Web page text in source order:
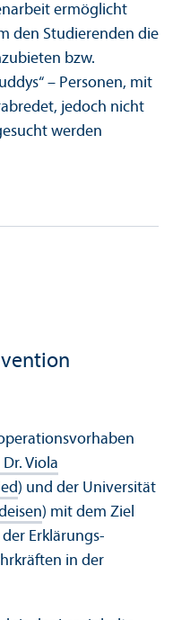
ermöglicht
den Studierenden die
bzw.
– Personen, mit
jedoch nicht
werden
Dr. Viola
) und der Universität
) mit dem Ziel
Erklärungs­
in der